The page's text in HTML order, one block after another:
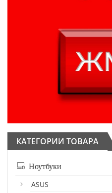
КАТЕГОРИИ ТОВАРА
Ноутбуки
ASUS